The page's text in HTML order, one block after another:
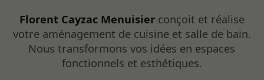
Florent Cayzac Menuisierconçoit et réalise
votre aménagement de cuisine et salle de bain.
Nous transformons vos idées en espaces
fonctionnels et esthétiques.